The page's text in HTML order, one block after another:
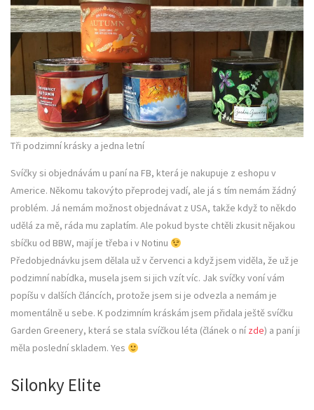
Tři podzimní krásky a jedna letní
Svíčky si objednávám u paní na FB, která je nakupuje z eshopu v
Americe. Někomu takovýto přeprodej vadí, ale já s tím nemám žádný
problém. Já nemám možnost objednávat z USA, takže když to někdo
udělá za mě, ráda mu zaplatím. Ale pokud byste chtěli zkusit nějakou
sbíčku od BBW, mají je třeba i v Notinu
Předobjednávku jsem dělala už v červenci a když jsem viděla, že už je
podzimní nabídka, musela jsem si jich vzít víc. Jak svíčky voní vám
popíšu v dalších článcích, protože jsem si je odvezla a nemám je
momentálně u sebe. K podzimním kráskám jsem přidala ještě svíčku
Garden Greenery, která se stala svíčkou léta (článek o ní zde) a paní ji
měla poslední skladem. Yes
Silonky Elite